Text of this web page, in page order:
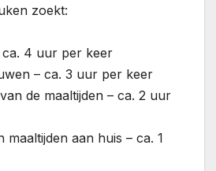
zoekt:
4 uur per keer
– ca. 3 uur per keer
de maaltijden – ca. 2 uur
aan huis – ca. 1